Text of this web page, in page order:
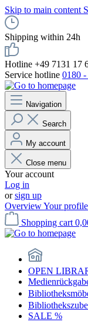
Skip to main content
Shipping within 24h
Hotline +49 7131 17
Service hotline 0180
Navigation
Search
My account
Close menu
Your account
Log in
orsign up
OverviewYour profile
Shopping cart
OPEN
SALE %